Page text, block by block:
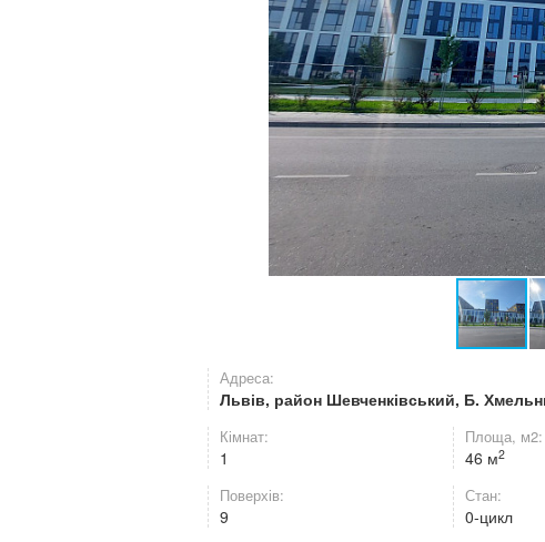
Адреса:
Львів, район Шевченківський, Б.
Кімнат:
1
Площа, м2:
46 м2
Поверхів:
9
Стан:
0-цикл